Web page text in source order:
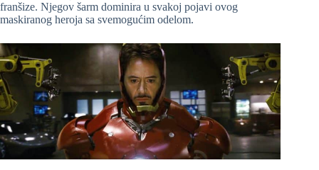
franšize. Njegov šarm dominira u svakoj pojavi ovog
maskiranog heroja sa svemogućim odelom.